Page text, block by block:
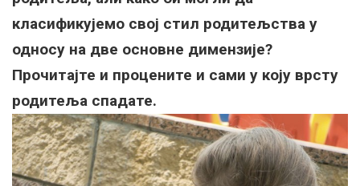
класификујемо свој стил родитељства у
односу на две основне димензије?
Прочитајте и процените и сами у коју врсту
родитеља спадате.